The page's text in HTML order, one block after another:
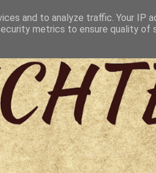
and to analyze traffic. Your IP
metrics to ensure quality of